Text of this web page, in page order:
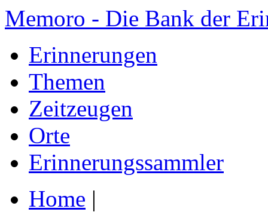
Memoro - Die Bank der
Erinnerungen
Themen
Zeitzeugen
Orte
Erinnerungssammler
Home |